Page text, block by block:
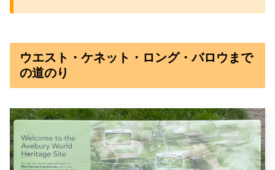
ウエスト・ケネット・ロング・バロウまで
の道のり